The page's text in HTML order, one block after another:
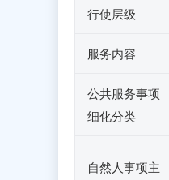
行使层级
服务内容
公共服务事项
细化分类
自然人事项主